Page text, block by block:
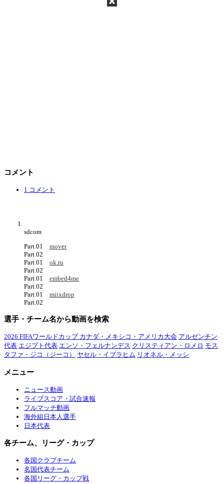
コメント
1 コメント
sdcom
Part.01 mover
Part.02
Part.01 ok.ru
Part.02
Part.01 embed4me
Part.02
Part.01 miixdrop
Part.02
選手・チーム名から動画を検索
2026 FIFAワールドカップ カナダ・メキシコ・アメリカ大会 アルゼンチン
代表 エジプト代表 エンソ・フェルナンデス クリスティアン・ロメロ モス
タファ・ジコ（ジーコ）
ヤセル・イブラヒム リオネル・メッシ
メニュー
ニュース動画
ライブスコア・試合速報
フルマッチ動画
海外組日本人選手
日本代表
各チーム、リーグ・カップ
各国クラブチーム
名国代表チーム
各国リーグ・カップ戦